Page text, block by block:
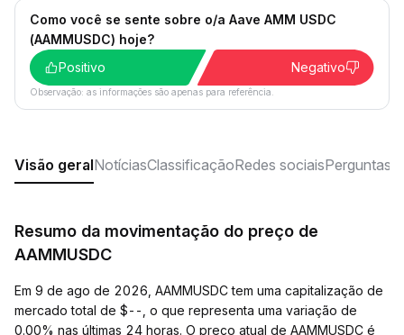
Como você se sente sobre o/a Aave AMM USDC
(AAMMUSDC) hoje?
Positivo
Negativo
Observação: as informações são apenas para referência.
Visão geralNotíciasClassificaçãoRedes sociaisPerguntas
Resumo da movimentação do preço de
AAMMUSDC
Em 9 de ago de 2026, AAMMUSDC tem uma capitalização de
mercado total de $--, o que representa uma variação de
0.00% nas últimas 24 horas. O preço atual de AAMMUSDC é